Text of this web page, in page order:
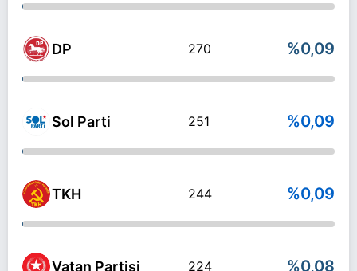
DP 270 %0,09
Sol Parti 251 %0,09
TKH 244 %0,09
Vatan Partisi 224 %0,08